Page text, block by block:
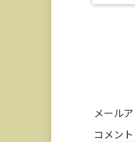
メール
コメント